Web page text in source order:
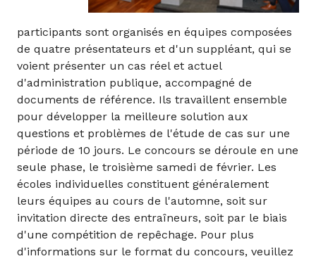
participants sont organisés en équipes composées
de quatre présentateurs et d'un suppléant, qui se
voient présenter un cas réel et actuel
d'administration publique, accompagné de
documents de référence. Ils travaillent ensemble
pour développer la meilleure solution aux
questions et problèmes de l'étude de cas sur une
période de 10 jours. Le concours se déroule en une
seule phase, le troisième samedi de février. Les
écoles individuelles constituent généralement
leurs équipes au cours de l'automne, soit sur
invitation directe des entraîneurs, soit par le biais
d'une compétition de repêchage. Pour plus
d'informations sur le format du concours, veuillez